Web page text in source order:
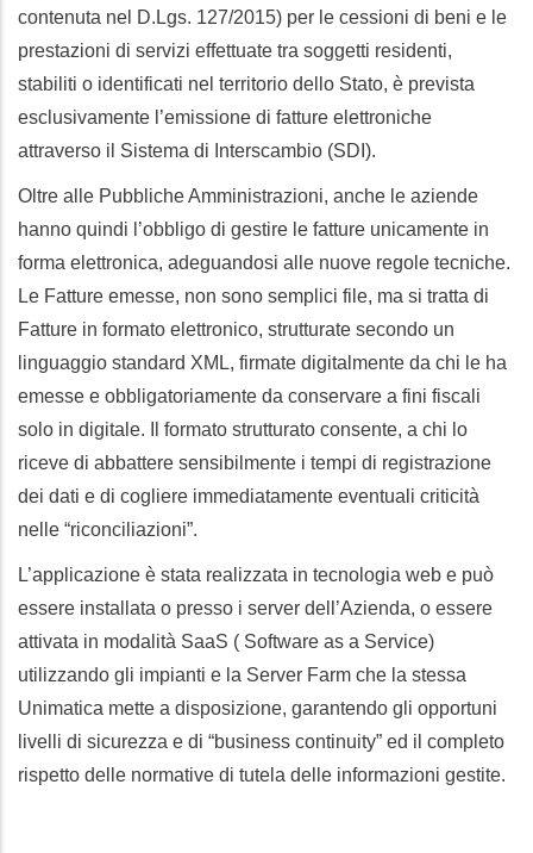
contenuta nel D.Lgs. 127/2015) per le cessioni di beni e le
prestazioni di servizi effettuate tra soggetti residenti,
stabiliti o identificati nel territorio dello Stato, è prevista
esclusivamente l’emissione di fatture elettroniche
attraverso il Sistema di Interscambio (SDI).
Oltre alle Pubbliche Amministrazioni, anche le aziende
hanno quindi l’obbligo di gestire le fatture unicamente in
forma elettronica, adeguandosi alle nuove regole tecniche.
Le Fatture emesse, non sono semplici file, ma si tratta di
Fatture in formato elettronico, strutturate secondo un
linguaggio standard XML, firmate digitalmente da chi le ha
emesse e obbligatoriamente da conservare a fini fiscali
solo in digitale. Il formato strutturato consente, a chi lo
riceve di abbattere sensibilmente i tempi di registrazione
dei dati e di cogliere immediatamente eventuali criticità
nelle “riconciliazioni”.
L’applicazione è stata realizzata in tecnologia web e può
essere installata o presso i server dell’Azienda, o essere
attivata in modalità SaaS ( Software as a Service)
utilizzando gli impianti e la Server Farm che la stessa
Unimatica mette a disposizione, garantendo gli opportuni
livelli di sicurezza e di “business continuity” ed il completo
rispetto delle normative di tutela delle informazioni gestite.